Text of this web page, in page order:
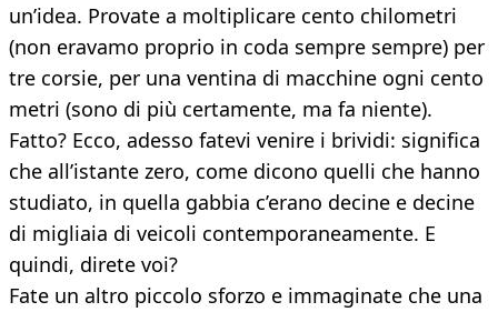
un’idea. Provate a moltiplicare cento chilometri
(non eravamo proprio in coda sempre sempre) per
tre corsie, per una ventina di macchine ogni cento
metri (sono di più certamente, ma fa niente).
Fatto? Ecco, adesso fatevi venire i brividi: significa
che all’istante zero, come dicono quelli che hanno
studiato, in quella gabbia c’erano decine e decine
di migliaia di veicoli contemporaneamente. E
quindi, direte voi?
Fate un altro piccolo sforzo e immaginate che una